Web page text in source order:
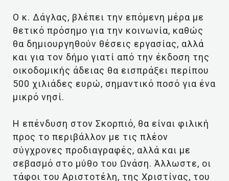
Ο κ. Δάγλας, βλέπει την επόμενη μέρα με
θετικό πρόσημο για την κοινωνία, καθώς
θα δημιουργηθούν θέσεις εργασίας, αλλά
και για τον δήμο γιατί από την έκδοση της
οικοδομικής άδειας θα εισπράξει περίπου
500 χιλιάδες ευρώ, σημαντικό ποσό για ένα
μικρό νησί.
Η επένδυση στον Σκορπιό, θα είναι φιλική
προς το περιβάλλον με τις πλέον
σύγχρονες προδιαγραφές, αλλά και με
σεβασμό στο μύθο του Ωνάση. Άλλωστε, οι
τάφοι του Αριστοτέλη, της Χριστίνας, του